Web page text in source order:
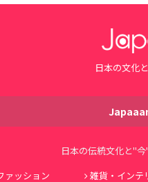
日本の文化
日本の伝統文化と"
ァッション 雑貨・インテ